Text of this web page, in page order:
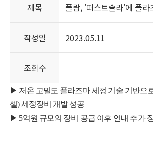
제목 플람, ′퍼스트솔라′에 플
작성일 2023.05.11
조회수
▶ 저온 고밀도 플라즈마 세정 기술 기반으
셀) 세정장비 개발 성공
▶ 5억원 규모의 장비 공급 이후 연내 추가